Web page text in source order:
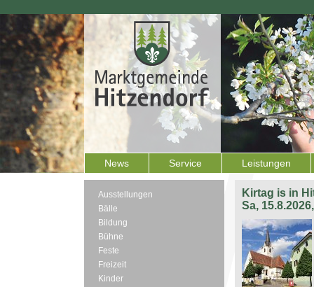
News Service Leistungen
Ausstellungen
Bälle
Bildung
Bühne
Feste
Freizeit
Kinder
Kirtag is in
Sa,